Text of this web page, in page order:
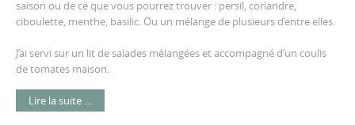
saison ou de ce que vous pourrez trouver : persil, coriandre,
ciboulette, menthe, basilic. Ou un mélange de plusieurs d’entre elles.
J’ai servi sur un lit de salades mélangées et accompagné d’un coulis
de tomates maison.
Lire la suite …